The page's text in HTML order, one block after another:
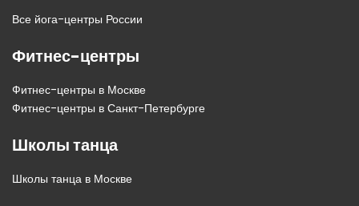
Все йога-центры России
Фитнес-центры
Фитнес-центры в Москве
Фитнес-центры в Санкт-Петербурге
Школы танца
Школы танца в Москве